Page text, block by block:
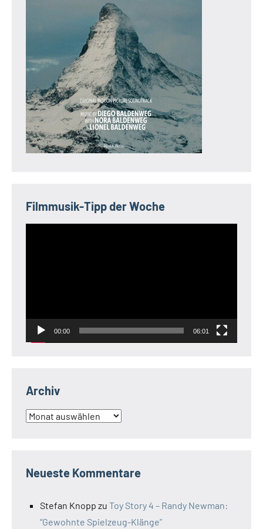
Filmmusik-Tipp der Woche
00:00 06:01
Archiv
Archiv
Neueste Kommentare
Stefan Knopp zu Toy Story 4 – Randy Newman:
“Gewohnte Spielzeug-Klänge”